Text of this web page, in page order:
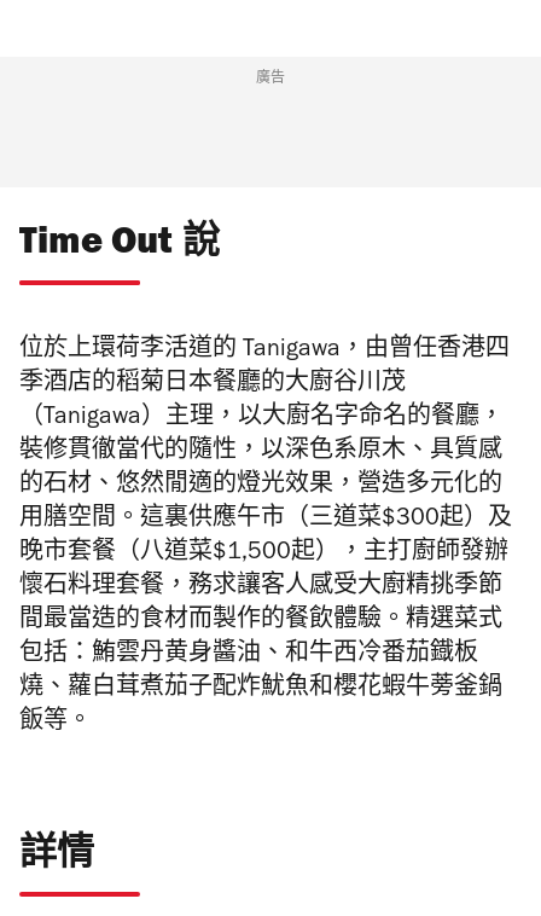
廣告
Time Out 說
位於上環荷李活道的 Tanigawa，由曾任香港四
季酒店的稻菊日本餐廳的大廚谷川茂
（Tanigawa）主理，以大廚名字命名的餐廳，
裝修貫徹當代的隨性，以深色系原木、具質感
的石材、悠然閒適的燈光效果，營造多元化的
用膳空間。這裏供應午市（三道菜$300起）及
晚市套餐（八道菜$1,500起），主打廚師發辦
懷石料理套餐，務求讓客人感受大廚精挑季節
間最當造的食材而製作的餐飲體驗。精選菜式
包括：鮪雲丹黄身醬油、和牛西冷番茄鐡板
燒、蘿白茸煮茄子配炸魷魚和櫻花蝦牛蒡釜鍋
飯等。
詳情